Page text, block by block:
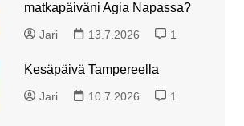
matkapäiväni Agia Napassa?
Jari 13.7.2026 1
Kesäpäivä Tampereella
Jari 10.7.2026 1